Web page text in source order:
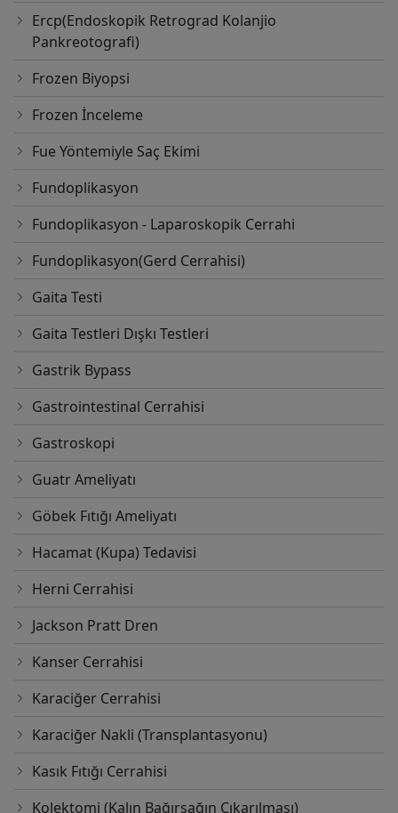
Ercp(Endoskopik Retrograd Kolanjio
Pankreotografi)
Frozen Biyopsi
Frozen İnceleme
Fue Yöntemiyle Saç Ekimi
Fundoplikasyon
Fundoplikasyon - Laparoskopik Cerrahi
Fundoplikasyon(Gerd Cerrahisi)
Gaita Testi
Gaita Testleri Dışkı Testleri
Gastrik Bypass
Gastrointestinal Cerrahisi
Gastroskopi
Guatr Ameliyatı
Göbek Fıtığı Ameliyatı
Hacamat (Kupa) Tedavisi
Herni Cerrahisi
Jackson Pratt Dren
Kanser Cerrahisi
Karaciğer Cerrahisi
Karaciğer Nakli (Transplantasyonu)
Kasık Fıtığı Cerrahisi
Kolektomi (Kalın Bağırsağın Çıkarılması)